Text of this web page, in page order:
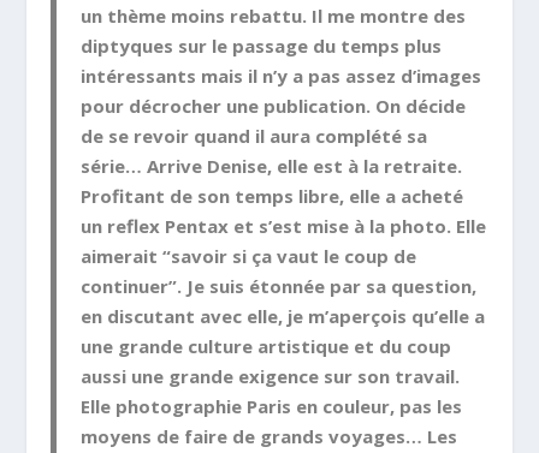
un thème moins rebattu. Il me montre des
diptyques sur le passage du temps plus
intéressants mais il n’y a pas assez d’images
pour décrocher une publication. On décide
de se revoir quand il aura complété sa
série… Arrive Denise, elle est à la retraite.
Profitant de son temps libre, elle a acheté
un reflex Pentax et s’est mise à la photo. Elle
aimerait “savoir si ça vaut le coup de
continuer”. Je suis étonnée par sa question,
en discutant avec elle, je m’aperçois qu’elle a
une grande culture artistique et du coup
aussi une grande exigence sur son travail.
Elle photographie Paris en couleur, pas les
moyens de faire de grands voyages… Les